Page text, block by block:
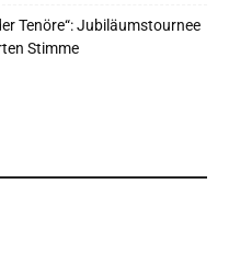
Tenöre“: Jubiläumstournee
Stimme